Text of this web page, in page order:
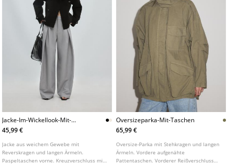
Jacke-Im-Wickellook-Mit-
Stehkragen-Und-Weichem-
Griff-L01770526
45,99 €
Jacke aus weichem Gewebe mit
Reverskragen und langen Ärmeln.
Paspeltaschen vorne. Kreuzverschluss mit
Oversizeparka-Mit-Taschen
65,99 €
Oversize-Parka mit Stehkragen und langen
Ärmeln. Vordere aufgenähte
Pattentaschen. Vorderer Reißverschluss